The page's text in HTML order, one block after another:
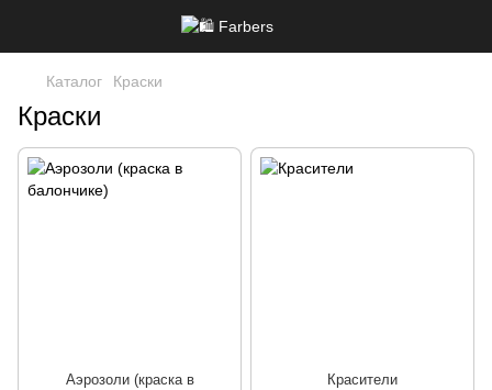
Каталог Краски
Краски
Аэрозоли (краска в
Красители